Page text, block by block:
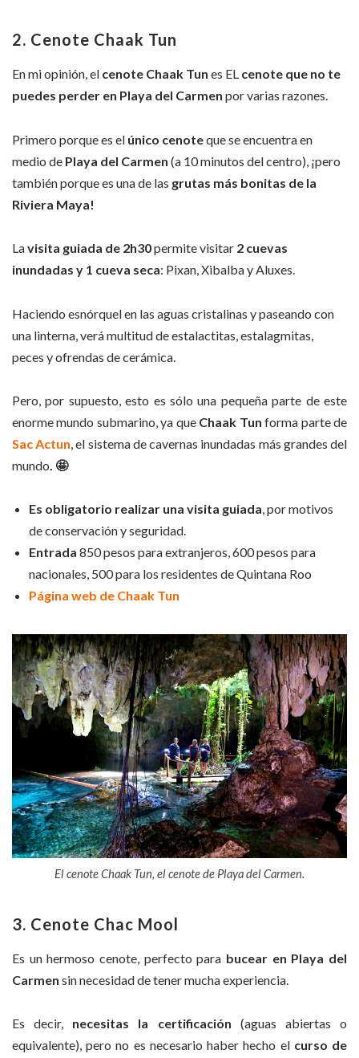
2. Cenote Chaak Tun
En mi opinión, el cenote Chaak Tun es EL cenote que no te
puedes perder en Playa del Carmen por varias razones.
Primero porque es el único cenoteque se encuentra en
medio de Playa del Carmen (a 10 minutos del centro), ¡pero
también porque es una de las grutas más bonitas de la
Riviera Maya!
Lavisita guiada de 2h30permite visitar 2 cuevas
inundadas y 1 cueva seca: Pixan, Xibalba y Aluxes.
Haciendo esnórquel en las aguas cristalinas y paseando con
una linterna, verá multitud de estalactitas, estalagmitas,
peces y ofrendas de cerámica.
Pero, por supuesto, esto es sólo una pequeña parte de este
enorme mundo submarino, ya queChaak Tun forma parte de
Sac Actun, el sistema de cavernas inundadas más grandes del
mundo. 🤩
Es obligatorio realizar una visita guiada, por motivos
de conservación y seguridad.
Entrada 850 pesos para extranjeros, 600 pesos para
nacionales, 500 para los residentes de Quintana Roo
Página web de Chaak Tun
El cenote Chaak Tun, el cenote de Playa del Carmen.
3. Cenote Chac Mool
Es un hermoso cenote, perfecto para bucear en Playa del
Carmen sin necesidad de tener mucha experiencia.
Es decir, necesitas la certificación (aguas abiertas o
equivalente), pero no es necesario haber hecho el curso de